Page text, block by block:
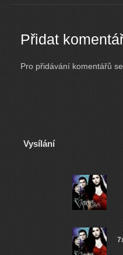
Přidat
Pro přidávání komentářů
Vysílání